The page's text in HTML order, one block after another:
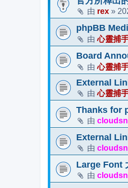
由 rex »
phpBB
由心靈捕
Board
由心靈捕
External
由心靈捕
Thanks for
由
External
由
Large Font
由